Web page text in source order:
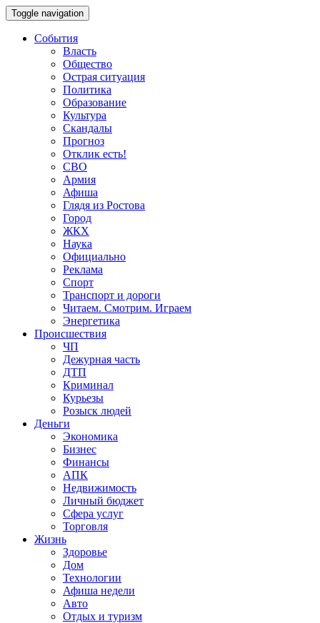
Toggle navigation
События
Власть
Общество
Острая ситуация
Политика
Образование
Культура
Скандалы
Прогноз
Отклик есть!
СВО
Армия
Афиша
Глядя из Ростова
Город
ЖКХ
Наука
Официально
Реклама
Спорт
Транспорт и дороги
Читаем. Смотрим. Играем
Энергетика
Происшествия
ЧП
Дежурная часть
ДТП
Криминал
Курьезы
Розыск людей
Деньги
Экономика
Бизнес
Финансы
АПК
Недвижимость
Личный бюджет
Сфера услуг
Торговля
Жизнь
Здоровье
Дом
Технологии
Афиша недели
Авто
Отдых и туризм